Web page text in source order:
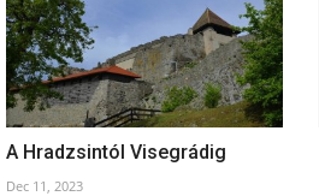
A Hradzsintól Visegrádig
Dec 11, 2023